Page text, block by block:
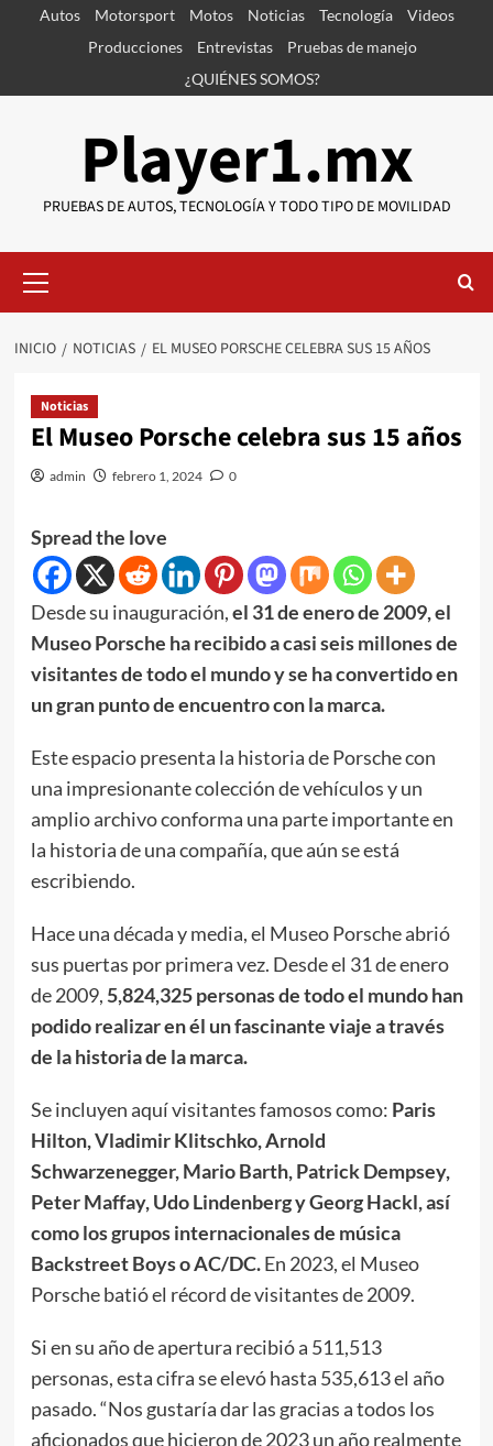
SaltarAutos Motorsport Motos Noticias Tecnología
Videos
Producciones
Entrevistas
Pruebas de manejo
¿QUIÉNES SOMOS?
Player1.mx
PRUEBAS DE AUTOS, TECNOLOGÍA Y TODO TIPO DE MOVILIDAD
primario
INICIO NOTICIAS EL MUSEO PORSCHE CELEBRA SUS 15 AÑOS
Noticias
El Museo Porsche celebra sus 15 años
admin febrero 1, 2024 0
Spread the love
Desde su inauguración,el 31 de enero de 2009, el
Museo Porsche ha recibido a casi seis millones de
visitantes de todo el mundo y se ha convertido en
un gran punto de encuentro con la marca.
Este espacio presenta la historia de Porsche con
una impresionante colección de vehículos y un
amplio archivo conforma una parte importante en
la historia de una compañía, que aún se está
escribiendo.
Hace una década y media, el Museo Porsche abrió
sus puertas por primera vez. Desde el 31 de enero
de 2009, 5,824,325 personas de todo el mundo han
podido realizar en él un fascinante viaje a través
de la historia de la marca.
Se incluyen aquí visitantes famosos como: Paris
Hilton, Vladimir Klitschko, Arnold
Schwarzenegger, Mario Barth, Patrick Dempsey,
Peter Maffay, Udo Lindenberg y Georg Hackl, así
como los grupos internacionales de música
Backstreet Boys o AC/DC.En 2023, el Museo
Porsche batió el récord de visitantes de 2009.
Si en su año de apertura recibió a 511,513
personas, esta cifra se elevó hasta 535,613 el año
pasado. “Nos gustaría dar las gracias a todos los
aficionados que hicieron de 2023 un año realmente